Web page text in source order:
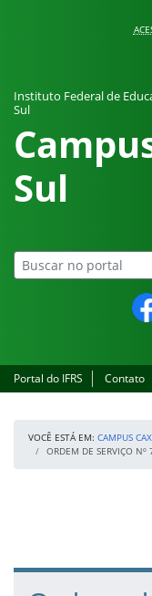
Instituto Federal de
Sul
Sul
Portal do IFRS Contato
VOCÊ ESTÁ EM: CAMPUS
ORDEM DE SERVIÇO
Fim da navegação
Início do conteúdo